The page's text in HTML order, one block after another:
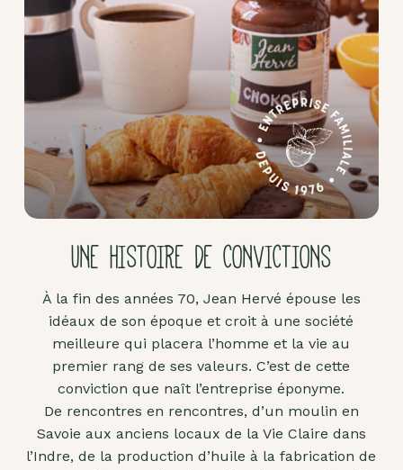
UNE HISTOIRE DE CONVICTIONS
À la fin des années 70, Jean Hervé épouse les
idéaux de son époque et croit à une société
meilleure qui placera l’homme et la vie au
premier rang de ses valeurs. C’est de cette
conviction que naît l’entreprise éponyme.
De rencontres en rencontres, d’un moulin en
Savoie aux anciens locaux de la Vie Claire dans
l’Indre, de la production d’huile à la fabrication de
Pâte
d'amande
Pâtes à
tartiner
Produits
lacto-
fermentés
Produits
Purées
fruits
secs
Purées
sucrées
dites
"confits"
Livres